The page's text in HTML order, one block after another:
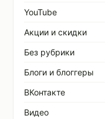
YouTube
Акции и скидки
Без рубрики
Блоги и блоггеры
ВКонтакте
Видео